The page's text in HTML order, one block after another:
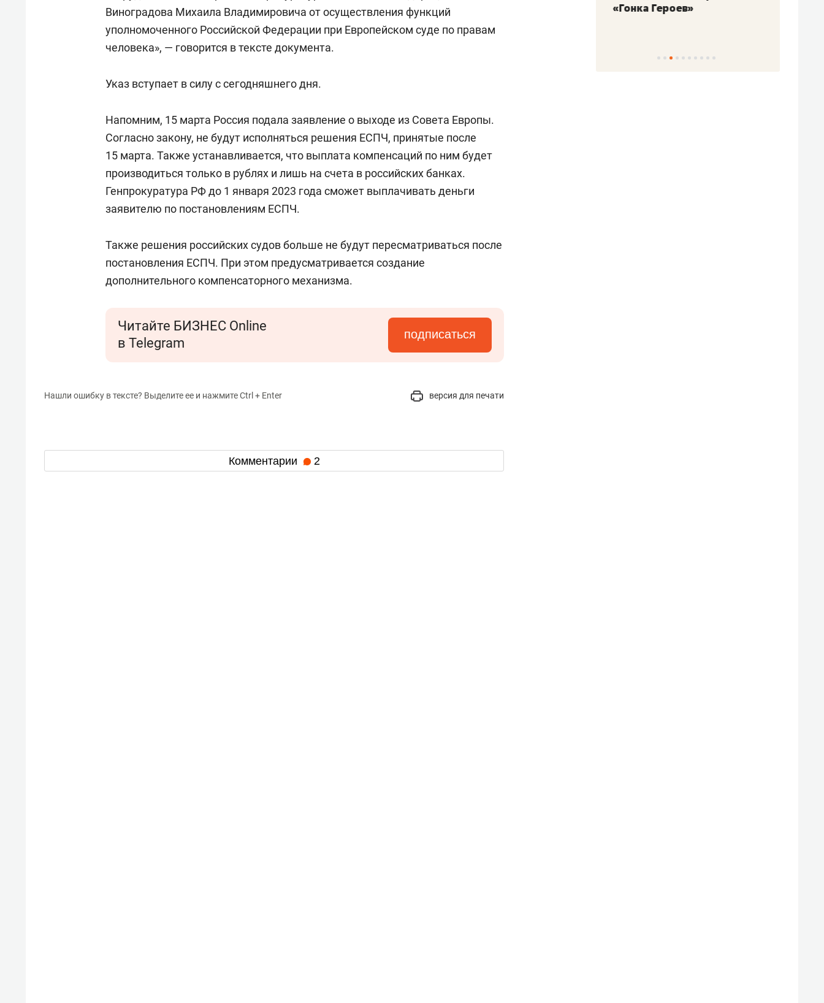
Виноградова Михаила Владимировича от осуществления функций
уполномоченного Российской Федерации при Европейском суде по правам
человека», — говорится в тексте документа.
Указ вступает в силу с сегодняшнего дня.
Напомним, 15 марта Россия подала заявление о выходе из Совета Европы.
Согласно закону, не будут исполняться решения ЕСПЧ, принятые после
15 марта. Также устанавливается, что выплата компенсаций по ним будет
производиться только в рублях и лишь на счета в российских банках.
Генпрокуратура РФ до 1 января 2023 года сможет выплачивать деньги
заявителю по постановлениям ЕСПЧ.
Также решения российских судов больше не будут пересматриваться после
постановления ЕСПЧ. При этом предусматривается создание
дополнительного компенсаторного механизма.
Читайте БИЗНЕС Online
в Telegram
подписаться
Нашли ошибку в тексте? Выделите ее и нажмите Ctrl + Enter версия для печати
Комментарии 2
состоянием как основа
антихрупких команд
«Гонка Героев»